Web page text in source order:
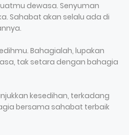
dewasa. Senyuman
Sahabat akan selalu ada di
Bahagialah, lupakan
tak setara dengan bahagia
kesedihan, terkadang
bersama sahabat terbaik